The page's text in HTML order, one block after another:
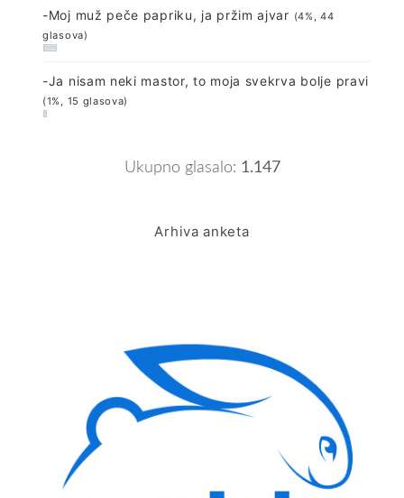
-Moj muž peče papriku, ja pržim ajvar (4%, 44
glasova)
-Ja nisam neki mastor, to moja svekrva bolje pravi
(1%, 15 glasova)
Ukupno glasalo: 1.147
Arhiva anketa